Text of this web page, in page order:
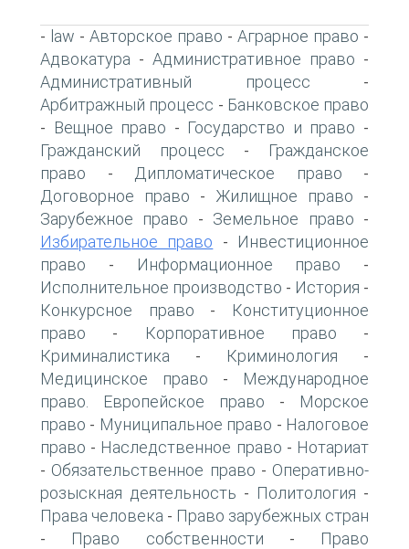
- law - Авторское право - Аграрное право -
Адвокатура - Административное право -
Административный процесс -
Арбитражный процесс - Банковское право
- Вещное право - Государство и право -
Гражданский процесс -
Гражданское
право - Дипломатическое право -
Договорное право - Жилищное право -
Зарубежное право - Земельное право -
Избирательное право -
Инвестиционное
право - Информационное право -
Исполнительное производство - История -
Конкурсное право -
Конституционное
право - Корпоративное право -
Криминалистика - Криминология -
Медицинское право -
Международное
право. Европейское право -
Морское
право - Муниципальное право - Налоговое
право - Наследственное право - Нотариат
- Обязательственное право - Оперативно-
розыскная деятельность - Политология -
Права человека - Право зарубежных стран
- Право собственности -
Право